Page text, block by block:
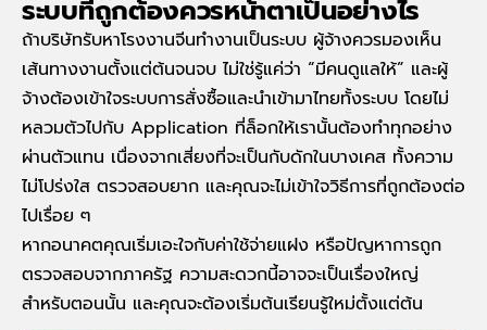
ระบบที่ถูกต้องควรหน้าตาเป็นอย่างไร
ถ้าบริษัทรับหาโรงงานจีนทำงานเป็นระบบ ผู้จ้างควรมองเห็น
เส้นทางงานตั้งแต่ต้นจนจบ ไม่ใช่รู้แค่ว่า “มีคนดูแลให้” และผู้
จ้างต้องเข้าใจระบบการสั่งซื้อและนำเข้ามาไทยทั้งระบบ โดยไม่
หลวมตัวไปกับ Application ที่ล็อกให้เรานั้นต้องทำทุกอย่าง
ผ่านตัวแทน เนื่องจากเสี่ยงที่จะเป็นกับดักในบางเคส ทั้งความ
ไม่โปร่งใส ตรวจสอบยาก และคุณจะไม่เข้าใจวิธีการที่ถูกต้องต่อ
ไปเรื่อย ๆ
หากอนาคตคุณเริ่มเอะใจกับค่าใช้จ่ายแฝง หรือปัญหาการถูก
ตรวจสอบจากภาครัฐ ความสะดวกนี้อาจจะเป็นเรื่องใหญ่
สำหรับตอนนั้น และคุณจะต้องเริ่มต้นเรียนรู้ใหม่ตั้งแต่ต้น